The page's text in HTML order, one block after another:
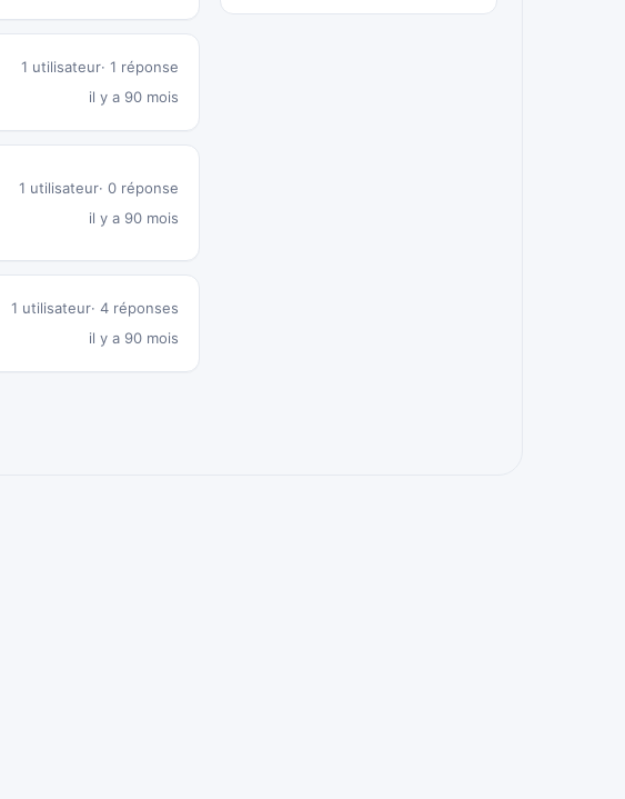
1 utilisateur 1 réponse
il y a 90 mois
1 utilisateur 0 réponse
il y a 90 mois
1 utilisateur 4 réponses
il y a 90 mois